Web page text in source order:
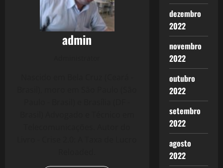
admin
dezembro
2022
novembro
2022
outubro
2022
setembro
2022
agosto
2022